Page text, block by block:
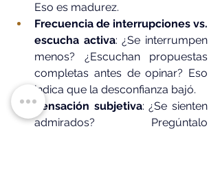
Eso es madurez.
Frecuencia de interrupciones vs.
escucha activa: ¿Se interrumpen
menos? ¿Escuchan propuestas
completas antes de opinar? Eso
indica que la desconfianza bajó.
Sensación subjetiva: ¿Se sienten
admirados? Pregúntalo